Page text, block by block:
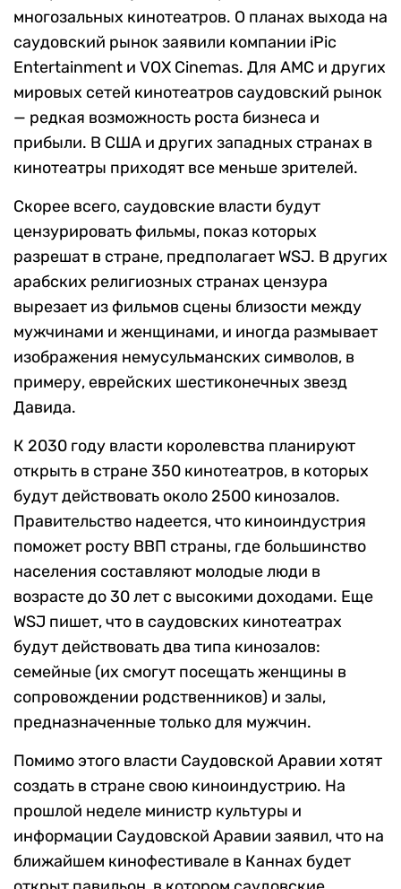
многозальных кинотеатров. О планах выхода на
саудовский рынок заявили компании iPic
Entertainment и VOX Cinemas. Для AMC и других
мировых сетей кинотеатров саудовский рынок
— редкая возможность роста бизнеса и
прибыли. В США и других западных странах в
кинотеатры приходят все меньше зрителей.
Скорее всего, саудовские власти будут
цензурировать фильмы, показ которых
разрешат в стране, предполагает WSJ. В других
арабских религиозных странах цензура
вырезает из фильмов сцены близости между
мужчинами и женщинами, и иногда размывает
изображения немусульманских символов, в
примеру, еврейских шестиконечных звезд
Давида.
К 2030 году власти королевства планируют
открыть в стране 350 кинотеатров, в которых
будут действовать около 2500 кинозалов.
Правительство надеется, что киноиндустрия
поможет росту ВВП страны, где большинство
населения составляют молодые люди в
возрасте до 30 лет с высокими доходами. Еще
WSJ пишет, что в саудовских кинотеатрах
будут действовать два типа кинозалов:
семейные (их смогут посещать женщины в
сопровождении родственников) и залы,
предназначенные только для мужчин.
Помимо этого власти Саудовской Аравии хотят
создать в стране свою киноиндустрию. На
прошлой неделе министр культуры и
информации Саудовской Аравии заявил, что на
ближайшем кинофестивале в Каннах будет